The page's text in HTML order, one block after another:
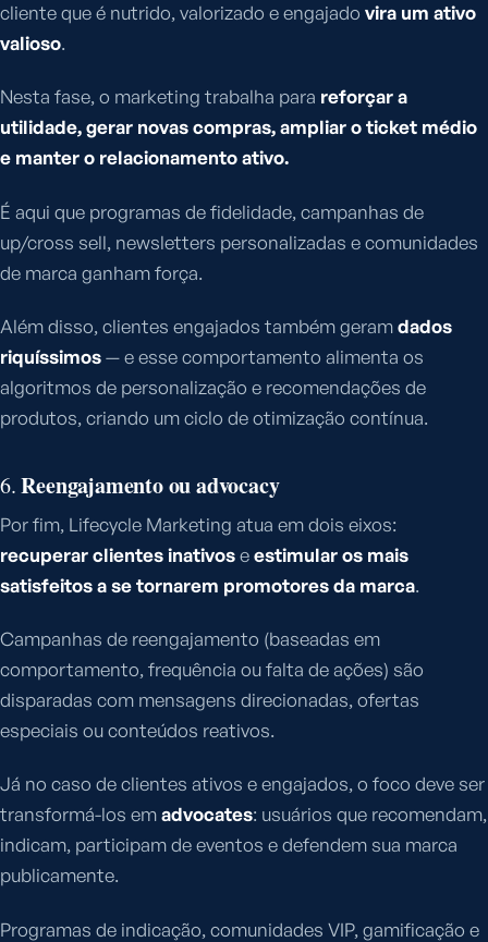
cliente que é nutrido, valorizado e engajado vira um ativo
valioso.
Nesta fase, o marketing trabalha para reforçar a
utilidade, gerar novas compras, ampliar o ticket médio
e manter o relacionamento ativo.
É aqui que programas de fidelidade, campanhas de
up/cross sell, newsletters personalizadas e comunidades
de marca ganham força.
Além disso, clientes engajados também geramdados
riquíssimos— e esse comportamento alimenta os
algoritmos de personalização e recomendações de
produtos, criando um ciclo de otimização contínua.
6.Reengajamento ou advocacy
Por fim, Lifecycle Marketing atua em dois eixos:
recuperar clientes inativoseestimular os mais
satisfeitos a se tornarem promotores da marca.
Campanhas de reengajamento (baseadas em
comportamento, frequência ou falta de ações) são
disparadas com mensagens direcionadas, ofertas
especiais ou conteúdos reativos.
Já no caso de clientes ativos e engajados, o foco deve ser
transformá-los emadvocates: usuários que recomendam,
indicam, participam de eventos e defendem sua marca
publicamente.
Programas de indicação, comunidades VIP, gamificação e